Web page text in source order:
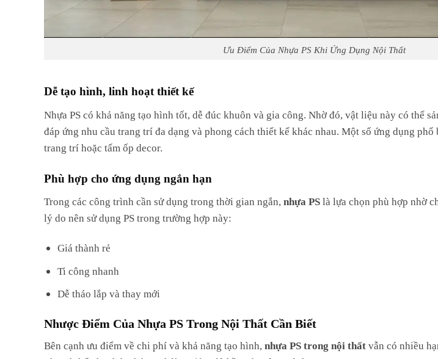
Ưu Điểm Của Nhựa PS Khi Ứng Dụng Nội Thất
Dễ tạo hình, linh hoạt thiết kế
Nhựa PS có khả năng tạo hình tốt, dễ đúc khuôn và gia công. Nhờ đó, vật liệu này có thể
đáp ứng nhu cầu trang trí đa dạng và phong cách thiết kế khác nhau. Một số ứng dụng
trang trí hoặc tấm ốp decor.
Phù hợp cho ứng dụng ngắn hạn
Trong các công trình cần sử dụng trong thời gian ngắn, nhựa PS là lựa chọn phù hợp nhờ
lý do nên sử dụng PS trong trường hợp này:
Giá thành rẻ
Ti công nhanh
Dễ tháo lắp và thay mới
Nhược Điểm Của Nhựa PS Trong Nội Thất Cần Biết
Bên cạnh ưu điểm về chi phí và khả năng tạo hình, nhựa PS trong nội thất vẫn có nhiều